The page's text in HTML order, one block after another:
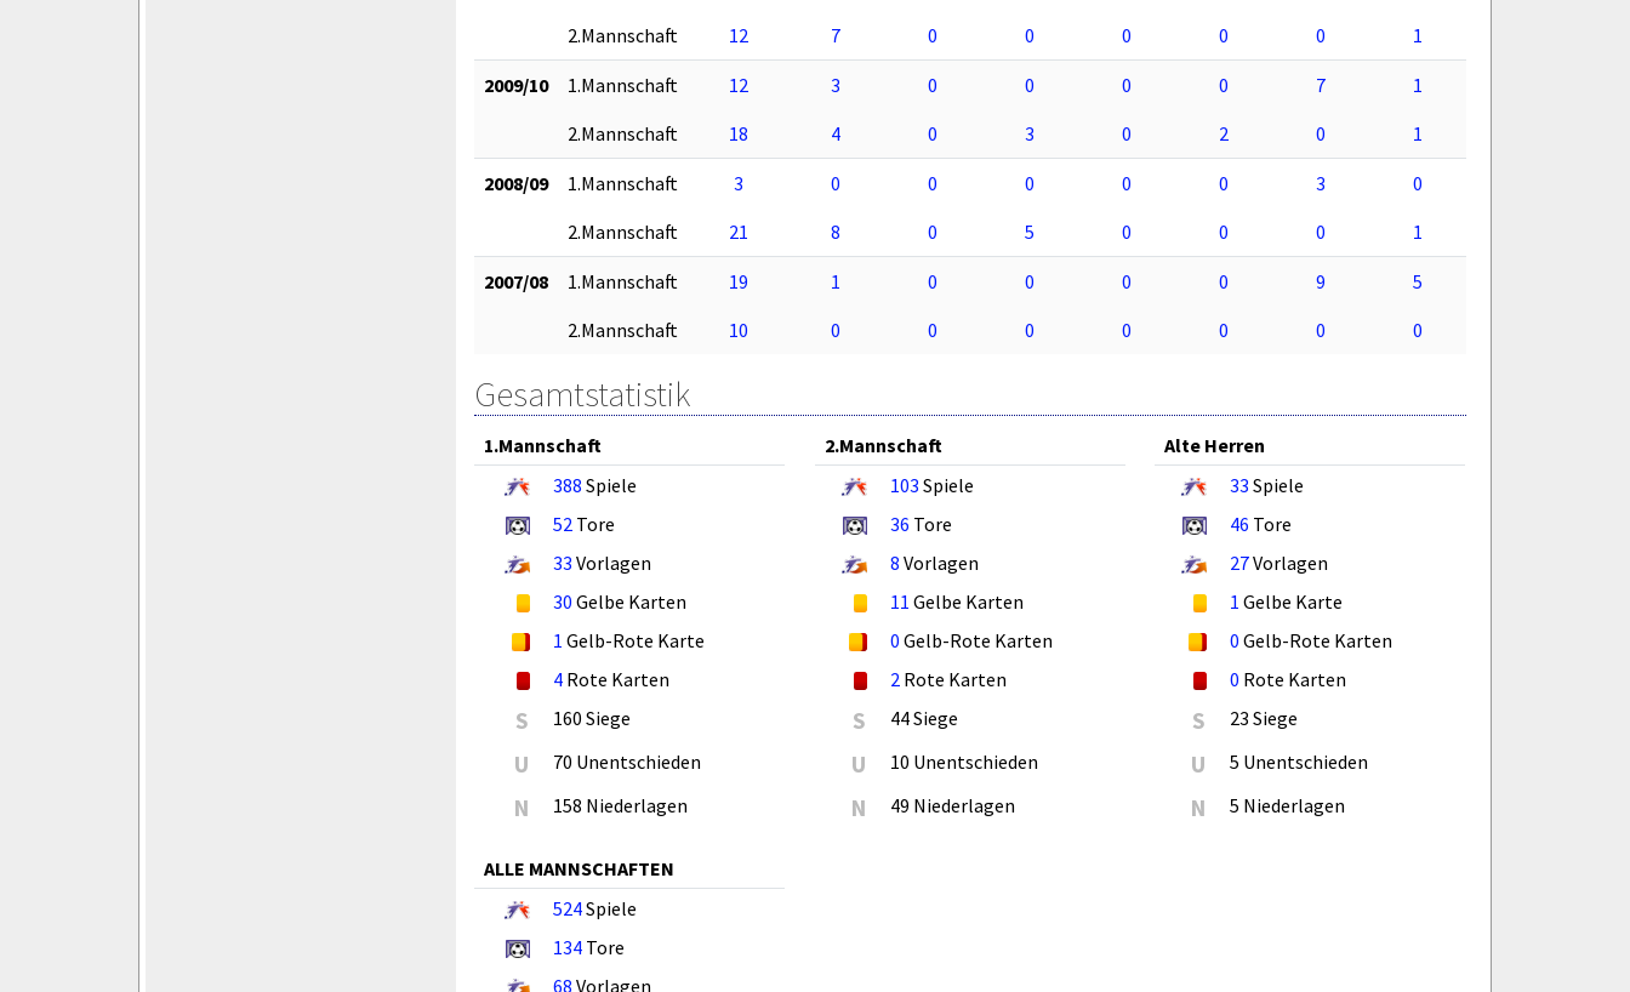
2.Mannschaft
12 7 0 0 0 0 0 1
2009/10 1.Mannschaft 12 3 0 0 0 0 7
1
2.Mannschaft
18 4 0 3 0 2 0 1
2008/09 1.Mannschaft 3 0 0 0 0 0 3
0
2.Mannschaft
21 8 0 5 0 0 0 1
2007/08 1.Mannschaft 19 1 0 0 0 0 9
5
2.Mannschaft
10 0 0 0 0 0 0 0
Gesamtstatistik
1.Mannschaft
388 Spiele
52 Tore
33 Vorlagen
30 Gelbe Karten
1 Gelb-Rote Karte
4 Rote Karten
S 160 Siege
U 70 Unentschieden
N 158 Niederlagen
2.Mannschaft
103 Spiele
36 Tore
8 Vorlagen
11 Gelbe Karten
0 Gelb-Rote Karten
2Rote Karten
S 44 Siege
U 10 Unentschieden
N 49 Niederlagen
Alte Herren
33 Spiele
46 Tore
27Vorlagen
1 Gelbe Karte
0 Gelb-Rote Karten
0 Rote Karten
S 23 Siege
U 5 Unentschieden
N 5 Niederlagen
ALLE MANNSCHAFTEN
524Spiele
134 Tore
68 Vorlagen